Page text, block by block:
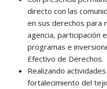
directo con las
en sus derechos para
agencia, participación
programas e
Efectivo de Derechos.
Realizando
fortalecimiento del